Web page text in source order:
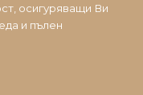
осигуряващи Ви
и пълен